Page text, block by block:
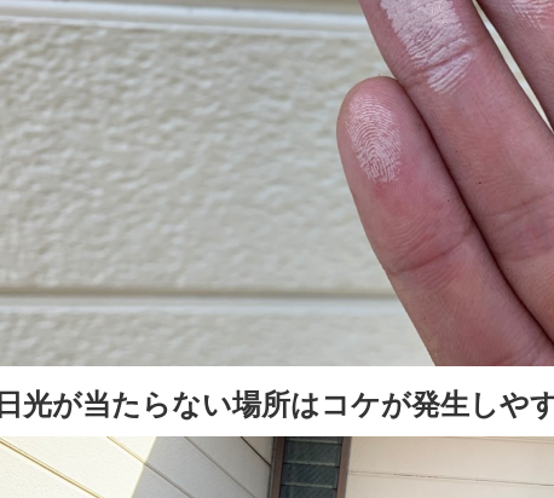
光が当たらない場所はコケが発生しや